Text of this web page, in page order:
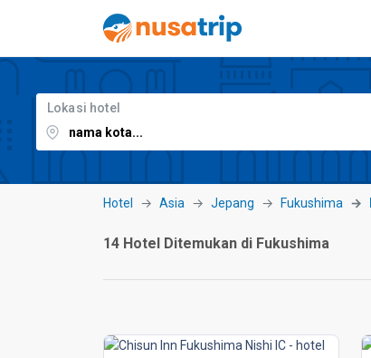
Lokasi hotel
Hotel Asia Jepang Fukushima
14 Hotel Ditemukan di Fukushima